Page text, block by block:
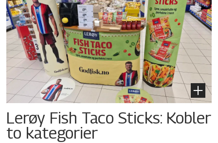
Lerøy Fish Taco Sticks: Kobler
to kategorier